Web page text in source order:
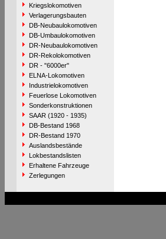
Kriegslokomotiven
Verlagerungsbauten
DB-Neubaulokomotiven
DB-Umbaulokomotiven
DR-Neubaulokomotiven
DR-Rekolokomotiven
DR - "6000er"
ELNA-Lokomotiven
Industrielokomotiven
Feuerlose Lokomotiven
Sonderkonstruktionen
SAAR (1920 - 1935)
DB-Bestand 1968
DR-Bestand 1970
Auslandsbestände
Lokbestandslisten
Erhaltene Fahrzeuge
Zerlegungen